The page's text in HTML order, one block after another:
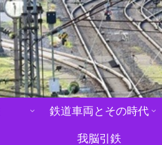
鉄道車両とその時代
我脳引鉄